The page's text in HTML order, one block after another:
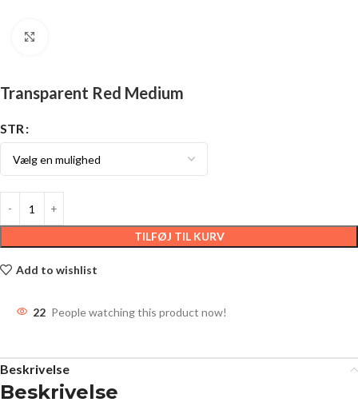
Transparent Red Medium
STR
TILFØJ TIL KURV
Add to wishlist
22 People watching this product now!
Beskrivelse
Beskrivelse